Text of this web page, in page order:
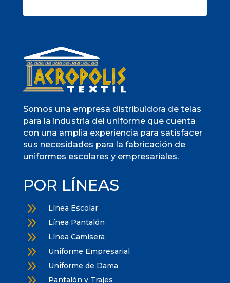
Somos una empresa distribuidora de telas
para la industria del uniforme que cuenta
con una amplia experiencia para satisfacer
sus necesidades para la fabricación de
uniformes escolares y empresariales.
POR LÍNEAS
9 Línea Escolar
9 Línea Pantalón
9 Línea Camisera
9 Uniforme Empresarial
9 Uniforme de Dama
Pantalón y Trajes